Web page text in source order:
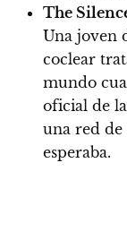
The
Una joven
coclear
mundo
oficial de
una red
esperaba.